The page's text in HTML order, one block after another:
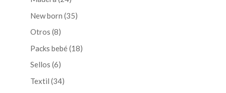
productos
New born 3535
Otros 88
productos
Packs bebé 1818
Sellos 66
productos
Textil 3434